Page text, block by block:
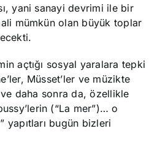
yani sanayi devrimi ile bir
mümkün olan büyük toplar
açtığı sosyal yaralara tepki
Müsset’ler ve müzikte
ve daha sonra da, özellikle
(“La mer”)… o
yapıtları bugün bizleri